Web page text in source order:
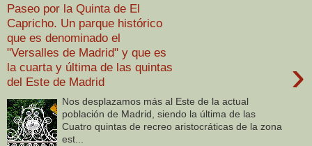
Paseo por la Quinta de El
Capricho. Un parque histórico
que es denominado el
"Versalles de Madrid" y que es
la cuarta y última de las quintas
del Este de Madrid
›
Nos desplazamos más al Este de la actual
población de Madrid, siendo la última de las
Cuatro quintas de recreo aristocráticas de la zona
est...